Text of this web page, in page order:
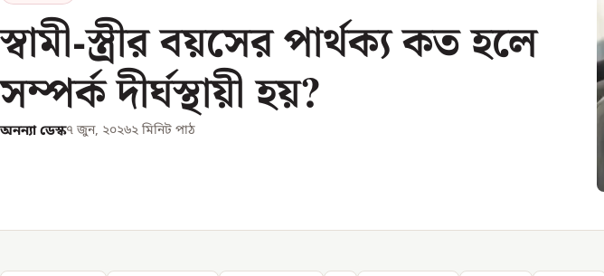
স্বামী-স্ত্রীর বয়সের পার্থক্য কত হলে
সম্পর্ক দীর্ঘস্থায়ী হয়?
অনন্যা ডেস্ক৭ জুন, ২০২৬২ মিনিট পাঠ